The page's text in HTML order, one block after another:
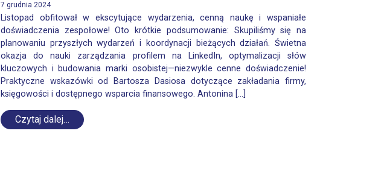
7 grudnia 2024
Listopad obfitował w ekscytujące wydarzenia, cenną naukę i wspaniałe
doświadczenia zespołowe! Oto krótkie podsumowanie: Skupiliśmy się na
planowaniu przyszłych wydarzeń i koordynacji bieżących działań. Świetna
okazja do nauki zarządzania profilem na LinkedIn, optymalizacji słów
kluczowych i budowania marki osobistej—niezwykle cenne doświadczenie!
Praktyczne wskazówki od Bartosza Dasiosa dotyczące zakładania firmy,
księgowości i dostępnego wsparcia finansowego. Antonina […]
Czytaj dalej…